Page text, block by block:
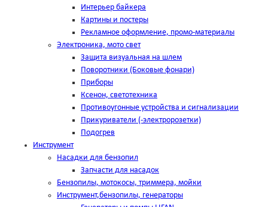
Интерьер байкера
Картины и постеры
Рекламное оформление, промо-материалы
Электроника, мото свет
Защита визуальная на шлем
Поворотники (Боковые фонари)
Приборы
Ксенон, светотехника
Противоугонные устройства и сигнализации
Прикуриватели (-электророзетки)
Подогрев
Инструмент
Насадки для бензопил
Запчасти для насадок
Бензопилы, мотокосы, триммера, мойки
Инструмент,бензопилы, генераторы